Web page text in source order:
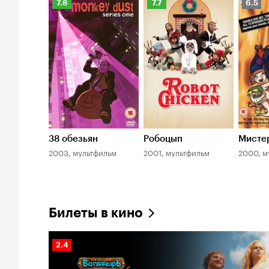
Рейтинг
Кинопоиска
7.8
7.8
38 обезьян
2003, мультфильм
Рейтинг
Кинопоиска
7.7
Робоцып
2001, мультфильм
6.5
6.5
2000,
Билеты в кино
Рейтинг
Кинопоиска
2.4